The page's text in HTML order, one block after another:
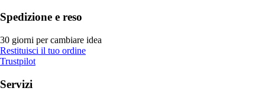
Spedizione e reso
30 giorni per cambiare idea
Restituisci il tuo ordine
Trustpilot
Servizi